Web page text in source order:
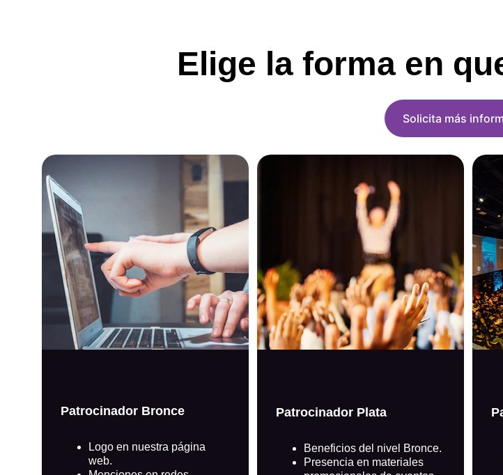
Elige la forma en
Patrocinador Bronce
Logo en nuestra página
web.​
Patrocinador Plata
Beneficios del nivel Bronce.
​Presencia en materiales
Solicita más